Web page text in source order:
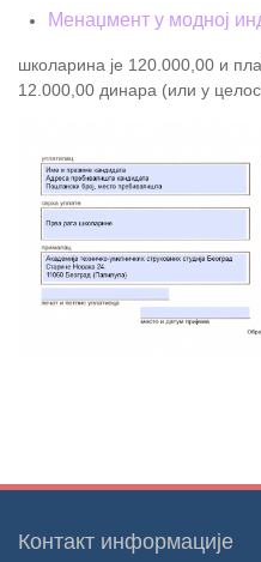
Менаџмент у модној
школарина је 120.000,00 и
12.000,00 динара (или у
Контакт информације